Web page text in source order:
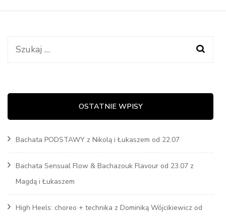
Szukaj:
OSTATNIE WPISY
Bachata PODSTAWY z Nikolą i Łukaszem od 22.07
Bachata Sensual Flow & Bachazouk Flavour od 23.07 z
Magdą i Łukaszem
High Heels: choreo + technika z Dominiką Wójcikiewicz od